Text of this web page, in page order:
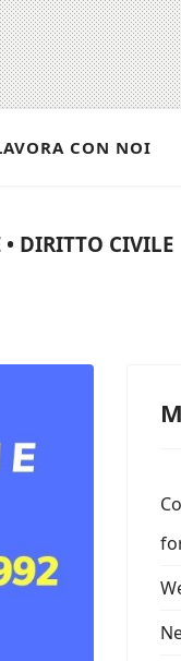
CON NOI
DIRITTO CIVILE